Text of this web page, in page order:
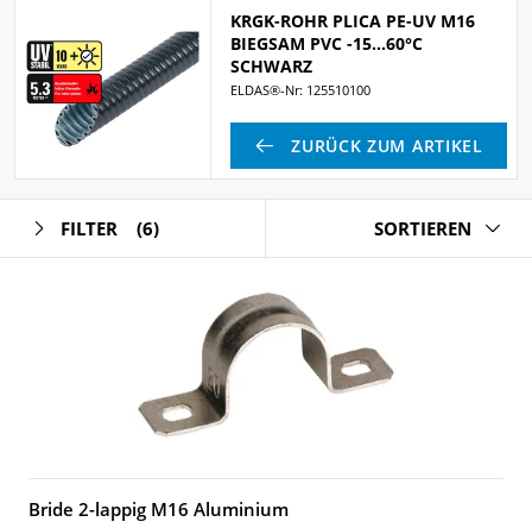
KRGK-ROHR PLICA PE-UV M16
BIEGSAM PVC -15…60°C
SCHWARZ
ELDAS®-Nr: 125510100
ZURÜCK ZUM ARTIKEL
FILTER (6) SORTIEREN
Bride 2-lappig M16 Aluminium